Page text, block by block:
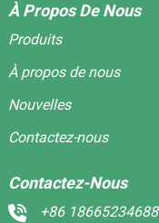
À Propos De Nous
Produits
À propos de nous
Nouvelles
Contactez-nous
Contactez-Nous
+86 18665234688